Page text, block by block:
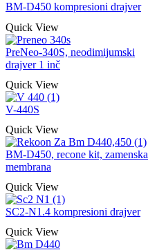
BM-D450 kompresioni drajver
Quick View
PreNeo-340S, neodimijumski
drajver 1 inč
Quick View
V-440S
Quick View
BM-D450, recone kit, zamenska
membrana
Quick View
SC2-N1.4 kompresioni drajver
Quick View